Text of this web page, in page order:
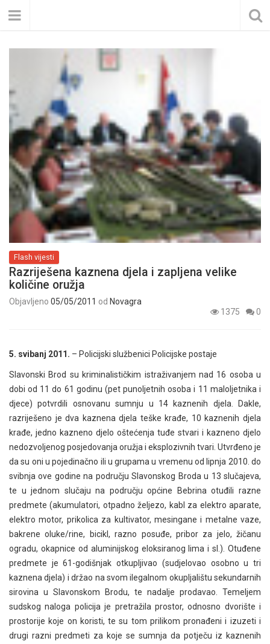
Flash vijesti
Razriješena kaznena djela i zapljena velike
količine oružja
Objavljeno 05/05/2011 od Novagra
1375
0
5. svibanj 2011. – Policijski službenici Policijske postaje
Slavonski Brod su kriminalističkim istraživanjem nad 16 osoba u
dobi od 11 do 61 godinu (pet punoljetnih osoba i 11 maloljetnika i
djece) potvrdili osnovanu sumnju u 14 kaznenih djela. Dakle,
razriješeno je dva kaznena djela teške krađe, 10 kaznenih djela
krađe, jedno kazneno djelo oštećenja tuđe stvari i kazneno djelo
nedozvoljenog posjedovanja oružja i eksplozivnih tvari. Utvrđeno je
da su oni u pojedinačno ili u grupama u vremenu od lipnja 2010. do
svibnja ove godine na području Slavonskog Broda u 13 slučajeva,
te u jednom slučaju na području općine Bebrina otuđili razne
predmete (akumulatori, otpadno željezo, kabl za elektro aparate,
elektro motor, prikolica za kultivator, mesingane i metalne vaze,
bakrene oluke/rine, bicikl, razno posuđe, pribor za jelo, žičanu
ogradu, okapnice od aluminijskog eloksiranog lima i sl.). Otuđene
predmete je 61-godišnjak otkupljivao (sudjelovao osobno u tri
kaznena djela) i držao na svom ilegalnom okupljalištu sekundarnih
sirovina u Slavonskom Brodu, te nadalje prodavao. Temeljem
sudskog naloga policija je pretražila prostor, odnosno dvorište i
prostorije koje on koristi, te su tom prilikom pronađeni i izuzeti i
drugi razni predmeti za koje se sumnja da potječu iz kaznenih